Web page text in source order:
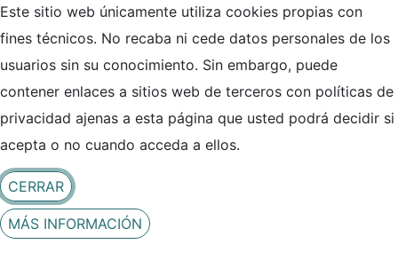
la finalidad última de establecer una
metodología eficiente y sencilla que
permita la implantación de la tecnología
aditiva en la cadena de producción de
fabricación de los sectores aeroespacial y
el médico, buscando aumentar el grado de
aprovechamiento tecnológico.
Este sitio web únicamente utiliza cookies propias con
fines técnicos. No recaba ni cede datos personales de los
usuarios sin su conocimiento. Sin embargo, puede
contener enlaces a sitios web de terceros con políticas de
privacidad ajenas a esta página que usted podrá decidir si
acepta o no cuando acceda a ellos.
CERRAR
MÁS INFORMACIÓN